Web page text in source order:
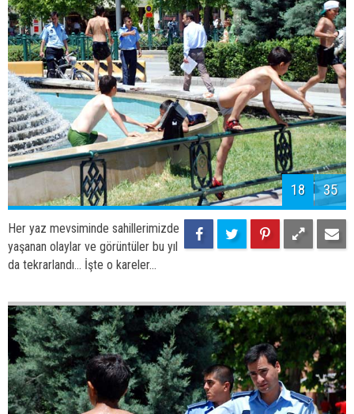
20 35
Her yaz mevsiminde sahillerimizde
yaşanan olaylar ve görüntüler bu yıl
da tekrarlandı... İşte o kareler...